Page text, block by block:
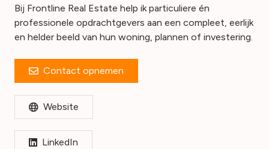
Bij Frontline Real Estate help ik particuliere én
professionele opdrachtgevers aan een compleet, eerlijk
en helder beeld van hun woning, plannen of investering.
Contact opnemen
Website
LinkedIn